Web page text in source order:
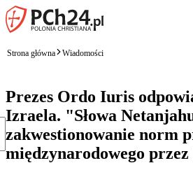
Strona główna Wiadomości
Prezes Ordo Iuris
Izraela. "Słowa
zakwestionowanie norm
międzynarodowego